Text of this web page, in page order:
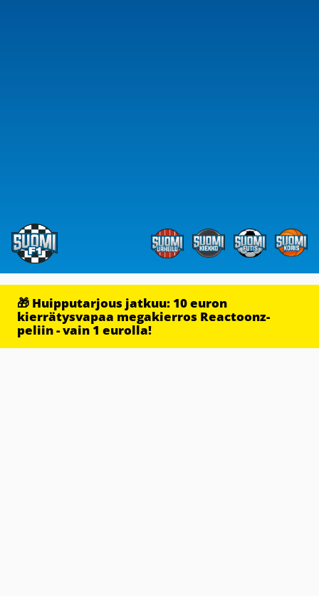
🎁 Huipputarjous jatkuu: 10 euron
kierrätysvapaa megakierros Reactoonz-
peliin - vain 1 eurolla!